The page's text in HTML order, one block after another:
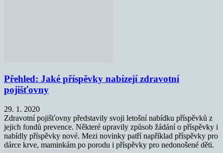
Přehled: Jaké příspěvky nabízejí zdravotní
pojišťovny
29. 1. 2020
Zdravotní pojišťovny představily svoji letošní nabídku příspěvků z
jejich fondů prevence. Některé upravily způsob žádání o příspěvky i
nabídly příspěvky nové. Mezi novinky patří například příspěvky pro
dárce krve, maminkám po porodu i příspěvky pro nedonošené děti.